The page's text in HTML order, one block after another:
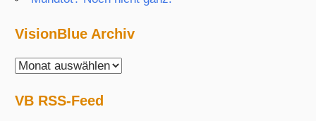
VisionBlue Archiv
VisionBlue
VB RSS-Feed